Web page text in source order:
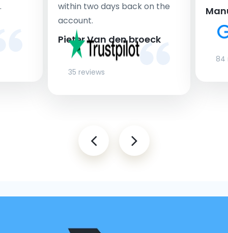
within two days back on the
account.
Pieter Van den broeck
35 reviews
84